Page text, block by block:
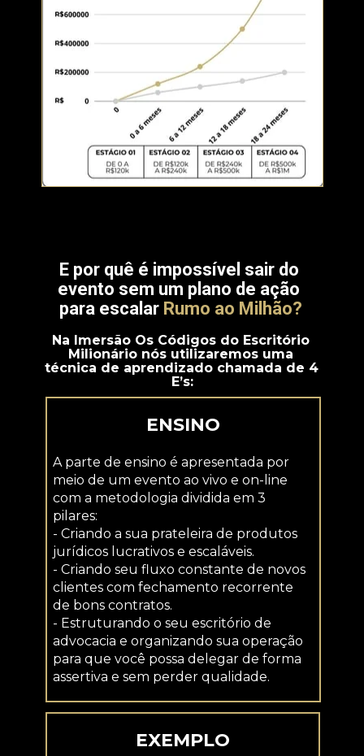
E por quê é impossível sair do
evento sem um plano de ação
para escalar Rumo ao M i lhão?
Na Imersão Os Códigos do Escritório
Milionário nós utilizaremos uma
técnica de aprendizado chamada de 4
E’s:
ENSINO
EXEMPLO
A parte de ensino é apresentada por
meio de um evento ao vivo e on-line
com a metodologia dividida em 3
pilares:
- Criando a sua prateleira de produtos
jurídicos lucrativos e escaláveis.
- Criando seu fluxo constante de novos
clientes com fechamento recorrente
de bons contratos.
- Estruturando o seu escritório de
advocacia e organizando sua operação
para que você possa delegar de forma
assertiva e sem perder qualidade.